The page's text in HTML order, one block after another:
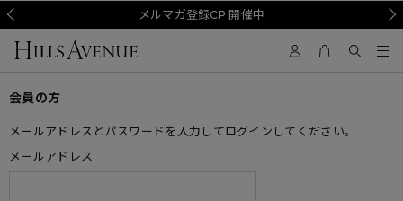
メルマガ登録CP 開催中
会員の方
メールアドレスとパスワードを入力してログインしてください。
メールアドレス